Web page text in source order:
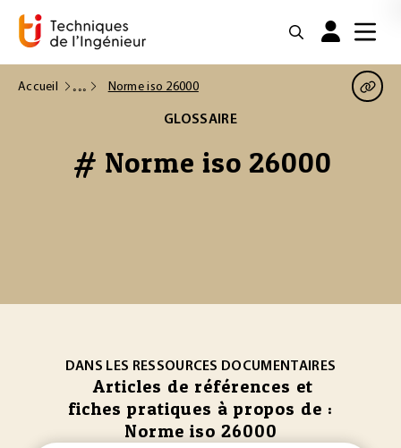
Accueil Norme iso 26000
GLOSSAIRE
# Norme iso 26000
DANS LES RESSOURCES DOCUMENTAIRES
Articles de références et
fiches pratiques à propos de :
Norme iso 26000